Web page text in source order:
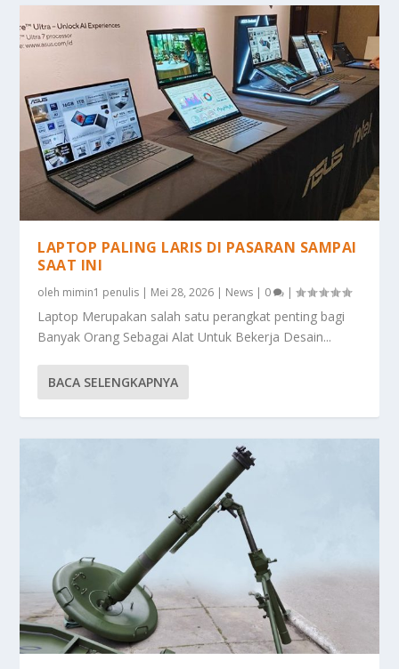
LAPTOP PALING LARIS DI PASARAN SAMPAI
SAAT INI
oleh mimin1 penulis | Mei 28, 2026 | News | 0 |
Laptop Merupakan salah satu perangkat penting bagi
Banyak Orang Sebagai Alat Untuk Bekerja Desain...
BACA SELENGKAPNYA